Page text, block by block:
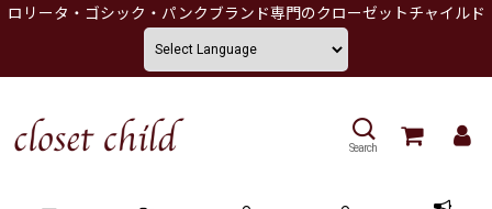
ロリータ・ゴシック・パンクブランド専門のクローゼットチャイルド
Search